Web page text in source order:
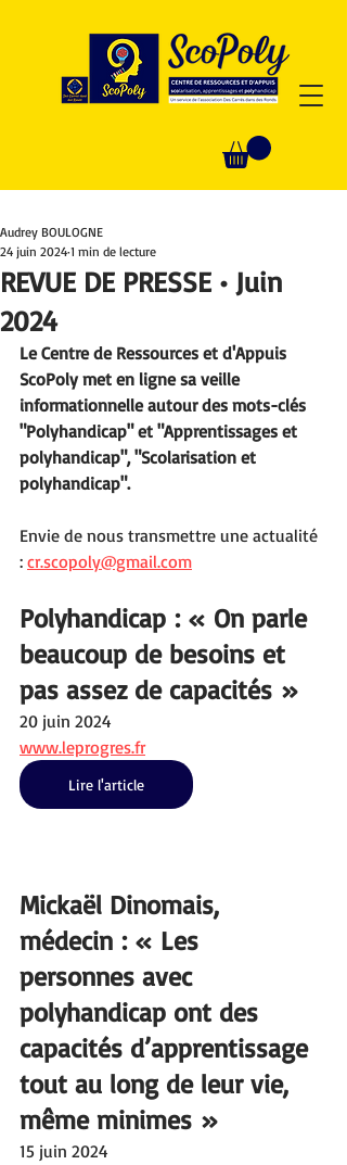
REVUE DE PRESSE • Juin
2024
Audrey BOULOGNE
24 juin 2024 1 min de lecture
Le Centre de Ressources et d'Appuis
ScoPoly met en ligne sa veille
informationnelle autour des mots-clés
"Polyhandicap" et "Apprentissages et
polyhandicap", "Scolarisation et
polyhandicap".
Envie de nous transmettre une actualité
: cr.scopoly@gmail.com
Polyhandicap : « On parle
beaucoup de besoins et
pas assez de capacités »
20 juin 2024
www.leprogres.fr
Lire l'article
Mickaël Dinomais,
médecin : « Les
personnes avec
polyhandicap ont des
capacités d’apprentissage
tout au long de leur vie,
même minimes »
15 juin 2024